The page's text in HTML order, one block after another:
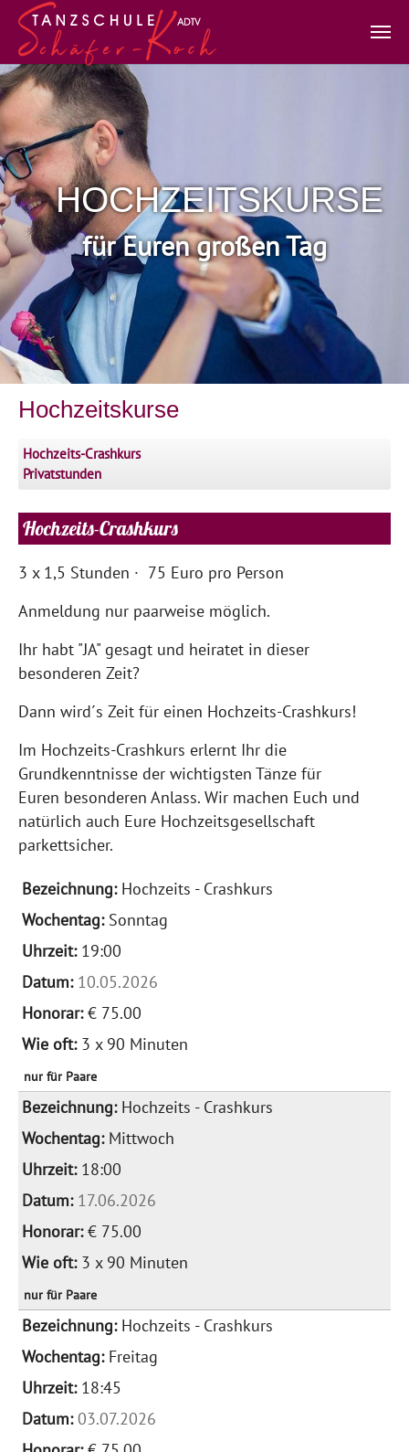
Zum Hauptinhalt springen
HOCHZEITSKURSE
für Euren großen Tag
Hochzeitskurse
Hochzeits-Crashkurs
Privatstunden
Hochzeits-Crashkurs
3 x 1,5 Stunden · 75 Euro pro Person
Anmeldung nur paarweise möglich.
Ihr habt "JA" gesagt und heiratet in dieser
besonderen Zeit?
Dann wird´s Zeit für einen Hochzeits-Crashkurs!
Im Hochzeits-Crashkurs erlernt Ihr die
Grundkenntnisse der wichtigsten Tänze für
Euren besonderen Anlass. Wir machen Euch und
natürlich auch Eure Hochzeitsgesellschaft
parkettsicher.
Hochzeits - Crashkurs
Sonntag
19:00
10.05.2026
€ 75.00
3 x 90 Minuten
nur für Paare
Hochzeits - Crashkurs
Mittwoch
18:00
17.06.2026
€ 75.00
3 x 90 Minuten
nur für Paare
Hochzeits - Crashkurs
Freitag
18:45
03.07.2026